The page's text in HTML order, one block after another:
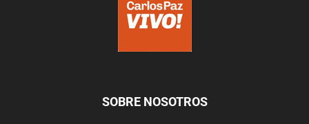
SOBRE NOSOTROS